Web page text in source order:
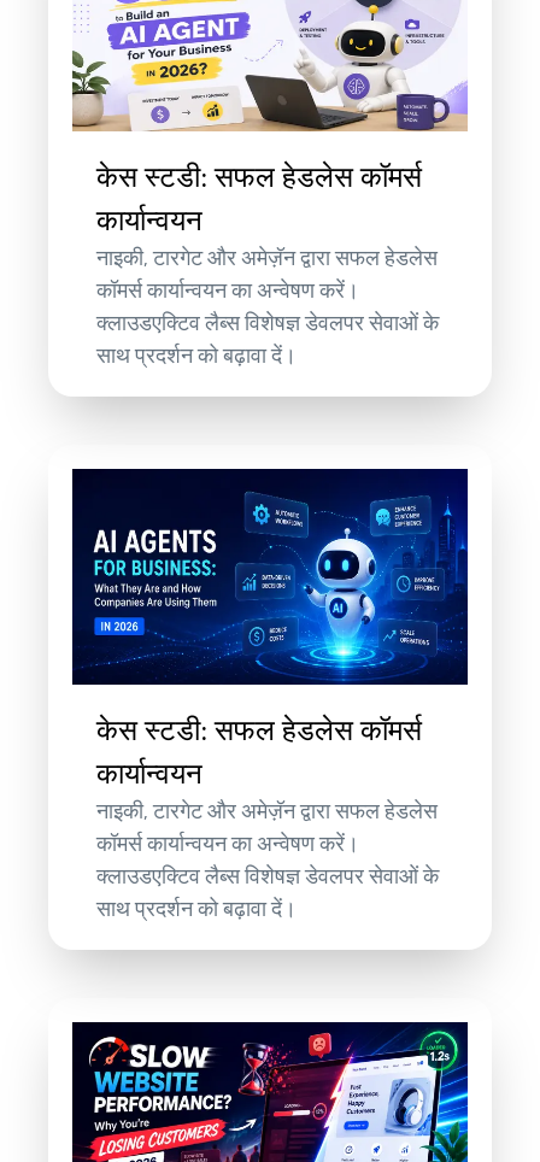
केस स्टडी: सफल हेडलेस कॉमर्स
कार्यान्वयन
नाइकी, टारगेट और अमेज़ॅन द्वारा सफल हेडलेस
कॉमर्स कार्यान्वयन का अन्वेषण करें।
क्लाउडएक्टिव लैब्स विशेषज्ञ डेवलपर सेवाओं के
साथ प्रदर्शन को बढ़ावा दें।
केस स्टडी: सफल हेडलेस कॉमर्स
कार्यान्वयन
नाइकी, टारगेट और अमेज़ॅन द्वारा सफल हेडलेस
कॉमर्स कार्यान्वयन का अन्वेषण करें।
क्लाउडएक्टिव लैब्स विशेषज्ञ डेवलपर सेवाओं के
साथ प्रदर्शन को बढ़ावा दें।